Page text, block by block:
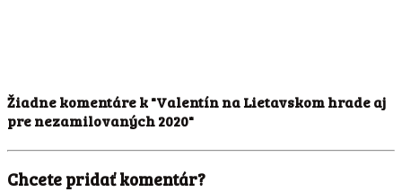
Žiadne komentáre k "Valentín na Lietavskom hrade aj
pre nezamilovaných 2020"
Chcete pridať komentár?